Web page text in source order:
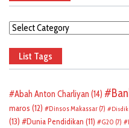
Categories
List Tags
Abah Anton Charliyan (14)
maros (12) Dinsos Makassar (7)
(13)
Dunia Pendidikan (11) G20 (7)